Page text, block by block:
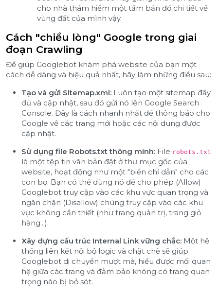
cho nhà thám hiểm một tấm bản đồ chi tiết về
vùng đất của mình vậy.
Cách "chiều lòng" Google trong giai
đoạn Crawling
Để giúp Googlebot khám phá website của bạn một
cách dễ dàng và hiệu quả nhất, hãy làm những điều sau:
Tạo và gửi Sitemap.xml: Luôn tạo một sitemap đầy
đủ và cập nhật, sau đó gửi nó lên Google Search
Console. Đây là cách nhanh nhất để thông báo cho
Google về các trang mới hoặc các nội dung được
cập nhật.
Sử dụng file Robots.txt thông minh: File robots.txt
là một tệp tin văn bản đặt ở thư mục gốc của
website, hoạt động như một "biển chỉ dẫn" cho các
con bọ. Bạn có thể dùng nó để cho phép (Allow)
Googlebot truy cập vào các khu vực quan trọng và
ngăn chặn (Disallow) chúng truy cập vào các khu
vực không cần thiết (như trang quản trị, trang giỏ
hàng...).
Xây dựng cấu trúc Internal Link vững chắc: Một hệ
thống liên kết nội bộ logic và chặt chẽ sẽ giúp
Googlebot di chuyển mượt mà, hiểu được mối quan
hệ giữa các trang và đảm bảo không có trang quan
trọng nào bị bỏ sót.